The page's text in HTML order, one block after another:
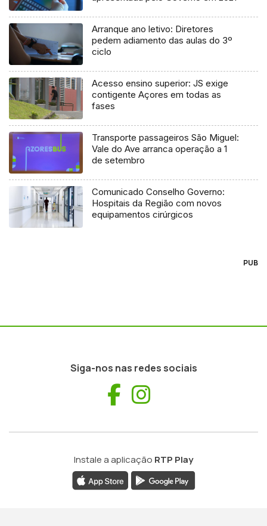
Arranque ano letivo: Diretores
pedem adiamento das aulas do 3º
ciclo
Acesso ensino superior: JS exige
contigente Açores em todas as
fases
Transporte passageiros São Miguel:
Vale do Ave arranca operação a 1
de setembro
Comunicado Conselho Governo:
Hospitais da Região com novos
equipamentos cirúrgicos
PUB
Siga-nos nas redes sociais
Facebook
Instale a aplicação RTP Play